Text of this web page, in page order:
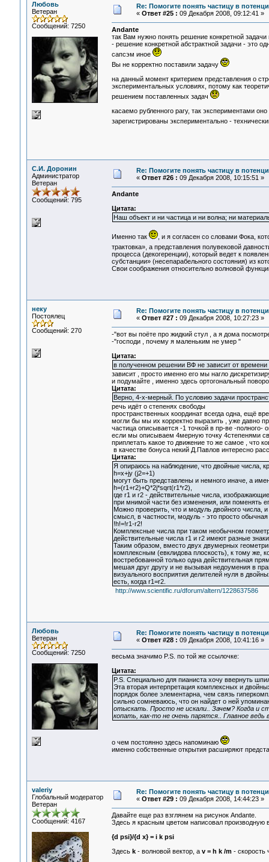
Любовь
Ветеран
Сообщений: 7250
Re: Помогите понять частицу в
« Ответ #25 : 09 Декабря 2008, 09:12:41 »
Andante
так Вам нужно понять решение конкретной задачи
- решение конкретной абстрактной задачи - это
сапсэм иное
Вы не корректно поставили задачу
на данный момент критерием представления о
экспериментальных условиях, потому как
решением поставленных задач
касаемо рубленного рагу, так экспериментами
зарегистрированы экспериментально -
С.И. Доронин
Администратор
Ветеран
Сообщений: 795
Re: Помогите понять частицу в
« Ответ #26 : 09 Декабря 2008, 10:15:51 »
Andante
Цитата:
Наш объект и ни частица и ни волна; ни
Именно так
, и я согласен со словами Фока,
трактовка», а представления полувековой
процесса (декогеренции), который ведет к
субстанции» (несепарабельного состояния) из
Свои соображения относительно волновой
неку
Постоялец
Сообщений: 270
Re: Помогите понять частицу в
« Ответ #27 : 09 Декабря 2008, 10:27:23 »
-"вот вы поёте про жидкий стул , а я дома
-"господи , почему я маленьким не умер "
Цитата:
в полученном решении ВФ не зависит от времени
зависит , просто именно его мы нагло
и подумайте , именно здесь ортогональный
Цитата:
Верно, 4-х-мерный. По условию задачи
речь идёт о степенях свободы
пространственных координат всегда одна, ещё
могли бы мы их корректно выразить , уже давно
частица описывается -1 точкой в пр-ве -полного-
если мы описываем 4мерную точку 4степенями
приплетать какое то движение то же самое , что
в качестве бонуса некий Д.Павлов интересно
Цитата:
Я опираюсь на наблюдение, что двойные числа,
h=x+jy (j2=+1)
могут быть представлены и немного иначе, а
h=(r1+r2)+Q*2j*sqrt(r1*r2),
где r1 и r2 - действительные числа,
при мнимой части без изменения, или поменять
Можно проверить, что и модуль двойного числа,
смысл, в частности, модуль - это просто
!h!=!r1-r2!
Комплексные числа при таком необычном
действительные числа r1 и r2 имеют разные
Таким образом, вместо двух двумерных
комплексным (евклидова плоскость), к тому же,
востребованной только одна действительная
мешая друг другу и не вызывая недоумения в
визуального восприятия делителей нуля в
есть, когда r1=r2.
http://www.scientific.ru/dforum/altern/1228637586
Любовь
Ветеран
Сообщений: 7250
Re: Помогите понять частицу в
« Ответ #28 : 09 Декабря 2008, 10:41:16 »
весьма значимо P.S. по той же ссылочке:
Цитата:
P.S. Специально для пианиста хочу ввернуть
Эта вторая интерпретация комплексных и
порядок более элементарна, чем связь
сильно сомневаюсь, что он найдет о ней
отыскать. Просто не искали.. Зачем? Когда и
копать, как-то не очень парятся.. Главное
о чем постоянно здесь напоминаю
именно собственные открытия расширяют
valeriy
Глобальный модератор
Ветеран
Сообщений: 4167
Re: Помогите понять частицу в
« Ответ #29 : 09 Декабря 2008, 14:44:23 »
Давайте еще раз взглянем на рисунок Andante.
Здесь я красным цветом написовал производную
{d psi}/{d x} = i k psi
Здесь k - волновой вектор, а v = h k /m- скорость